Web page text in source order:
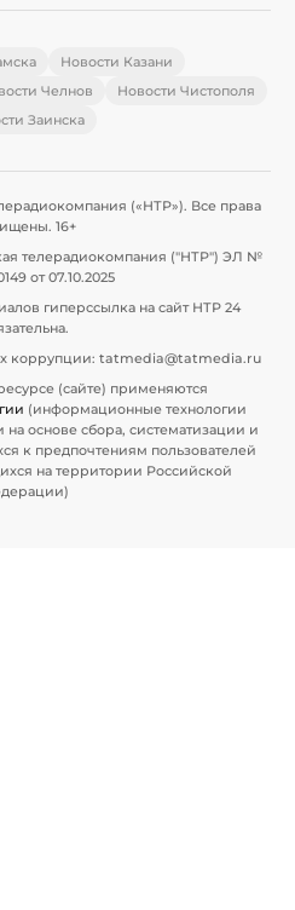
Новости Казани
Челнов
Новости Чистополя
Заинска
(«НТР»). Все права
16+
телерадиокомпания ("НТР") ЭЛ №
от 07.10.2025
гиперссылка на сайт НТР 24
коррупции: tatmedia@tatmedia.ru
(сайте) применяются
(информационные технологии
основе сбора, систематизации и
к предпочтениям пользователей
на территории Российской